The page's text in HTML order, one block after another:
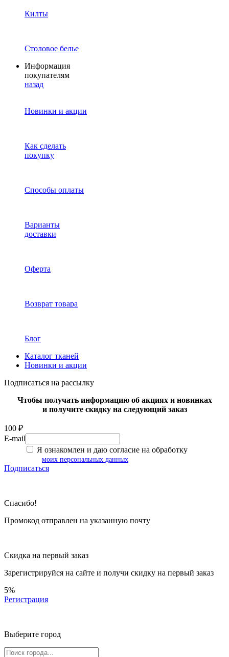
Килты
Столовое белье
Информация
покупателям
назад
Новинки и акции
Как сделать
покупку
Способы оплаты
Варианты
доставки
Оферта
Возврат товара
Блог
Каталог тканей
Новинки и акции
Подписаться на рассылку
Чтобы получать информацию об акциях и новинках
и получите скидку на следующий заказ
100 ₽
E-mail
Я ознакомлен и даю согласие на обработку
моих персональных данных
Подписаться
Спасибо!
Промокод отправлен на указанную почту
Скидка на первый заказ
Зарегистрируйся на сайте и получи скидку на первый заказ
5%
Регистрация
Выберите город